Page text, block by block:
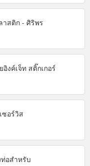
าสติก - ศิริพร
งค์เจ็ท สติ๊กเกอร์
ซอร์วิส
อสำหรับ